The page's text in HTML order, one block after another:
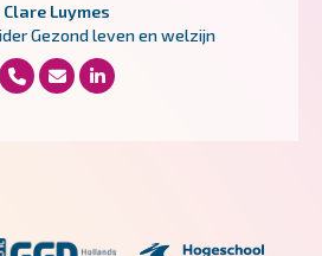
Clare Luymes
Gezond leven en welzijn